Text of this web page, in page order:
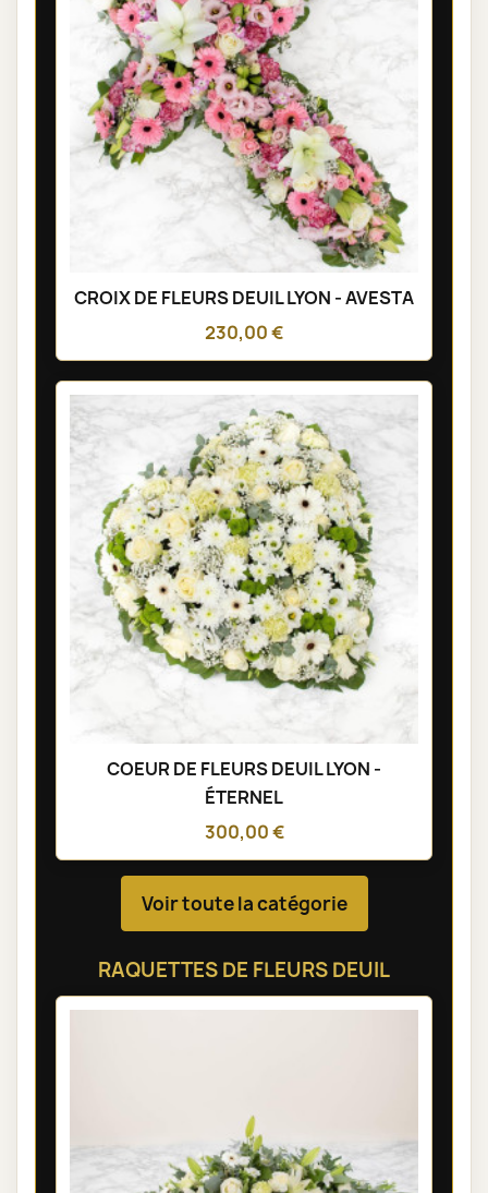
CROIX DE FLEURS DEUIL LYON - AVESTA
230,00 €
COEUR DE FLEURS DEUIL LYON -
ÉTERNEL
300,00 €
Voir toute la catégorie
RAQUETTES DE FLEURS DEUIL